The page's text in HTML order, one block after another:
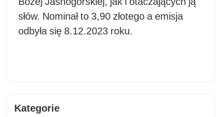
słów. Nominał to 3,90 złotego a emisja
odbyła się 8.12.2023 roku.
Kategorie